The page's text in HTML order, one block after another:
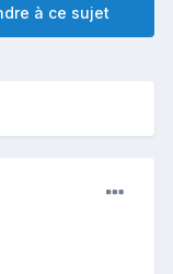
à ce sujet